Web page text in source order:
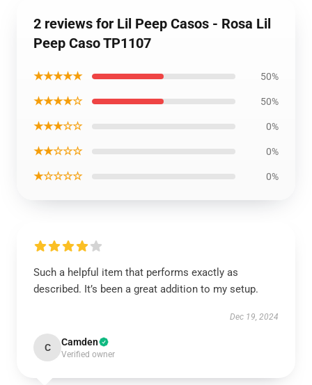
2 reviews for Lil Peep Casos - Rosa Lil
Peep Caso TP1107
★★★★★ 50%
★★★★☆ 50%
★★★☆☆ 0%
★★☆☆☆ 0%
★☆☆☆☆ 0%
Such a helpful item that performs exactly as
described. It’s been a great addition to my setup.
Dec 19, 2024
C Camden
Verified owner